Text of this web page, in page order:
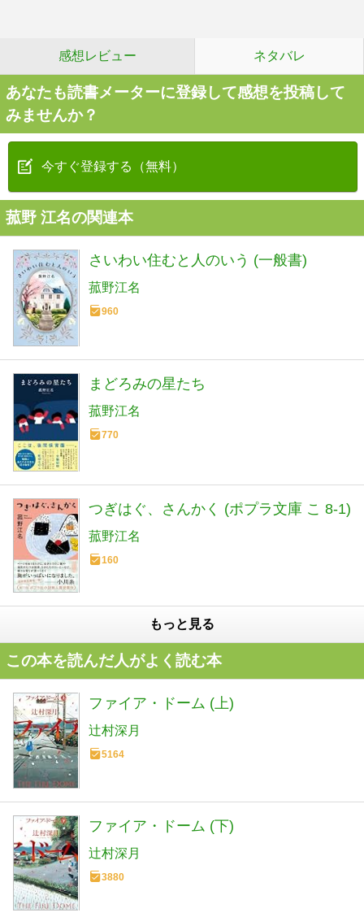
感想レビュー ネタバレ
あなたも読書メーターに登録して感想を投稿して
みませんか？
今すぐ登録する（無料）
菰野 江名の関連本
さいわい住むと人のいう (一般書)
菰野江名
960
まどろみの星たち
菰野江名
770
つぎはぐ、さんかく (ポプラ文庫 こ 8-1)
菰野江名
160
もっと見る
この本を読んだ人がよく読む本
ファイア・ドーム (上)
辻村深月
5164
ファイア・ドーム (下)
辻村深月
3880